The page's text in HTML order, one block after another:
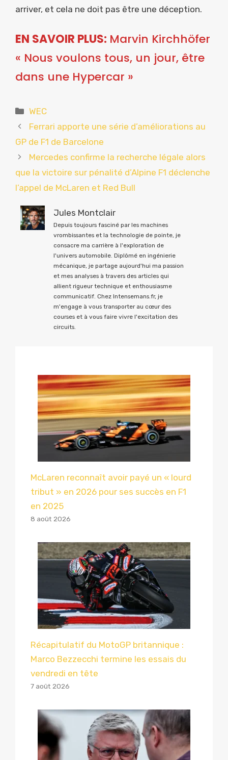
arriver, et cela ne doit pas être une déception.
EN SAVOIR PLUS: Marvin Kirchhöfer
« Nous voulons tous, un jour, être
dans une Hypercar »
Catégories
WEC
Ferrari apporte une série d’améliorations au
GP de F1 de Barcelone
Mercedes confirme la recherche légale alors
que la victoire sur pénalité d’Alpine F1 déclenche
l’appel de McLaren et Red Bull
Jules Montclair
Depuis toujours fasciné par les machines
vrombissantes et la technologie de pointe, je
consacre ma carrière à l'exploration de
l'univers automobile. Diplômé en ingénierie
mécanique, je partage aujourd'hui ma passion
et mes analyses à travers des articles qui
allient rigueur technique et enthousiasme
communicatif. Chez Intensemans.fr, je
m'engage à vous transporter au cœur des
courses et à vous faire vivre l'excitation des
circuits.
McLaren reconnaît avoir payé un « lourd
tribut » en 2026 pour ses succès en F1
en 2025
8 août 2026
Récapitulatif du MotoGP britannique :
Marco Bezzecchi termine les essais du
vendredi en tête
7 août 2026